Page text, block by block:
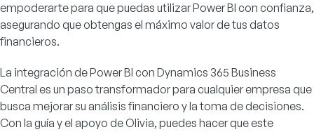
empoderarte para que puedas utilizar Power BI con confianza,
asegurando que obtengas el máximo valor de tus datos
financieros.
La integración de Power BI con Dynamics 365 Business
Central es un paso transformador para cualquier empresa que
busca mejorar su análisis financiero y la toma de decisiones.
Con la guía y el apoyo de Olivia, puedes hacer que este